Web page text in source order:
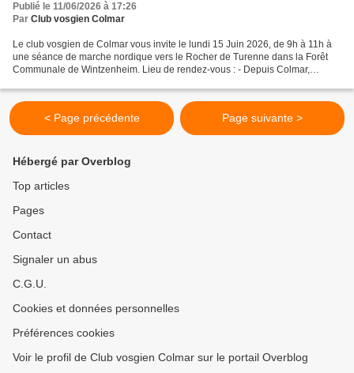
Publié le 11/06/2026 à 17:26
Par Club vosgien Colmar
Le club vosgien de Colmar vous invite le lundi 15 Juin 2026, de 9h à 11h à
une séance de marche nordique vers le Rocher de Turenne dans la Forêt
Communale de Wintzenheim. Lieu de rendez-vous : - Depuis Colmar,
< Page précédente Page suivante >
Hébergé par Overblog
Top articles
Pages
Contact
Signaler un abus
C.G.U.
Cookies et données personnelles
Préférences cookies
Voir le profil de Club vosgien Colmar sur le portail Overblog